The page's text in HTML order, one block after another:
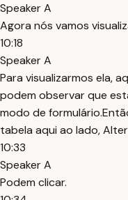
Speaker A
Agora nós vamos
10:18
Speaker A
Para visualizarmos ela,
podem observar que
modo de
tabela aqui ao lado,
10:33
Speaker A
Podem clicar.